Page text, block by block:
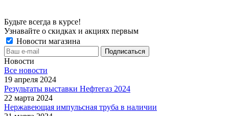
Будьте всегда в курсе!
Узнавайте о скидках и акциях первым
Новости магазина
Новости
Все новости
19 апреля 2024
Результаты выставки Нефтегаз 2024
22 марта 2024
Нержавеющая импульсная труба в наличии